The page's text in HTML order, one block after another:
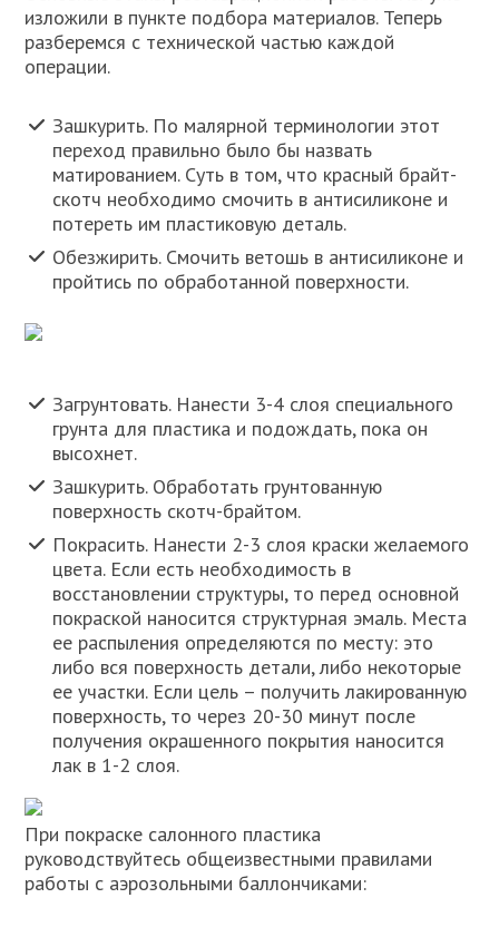
изложили в пункте подбора материалов. Теперь
разберемся с технической частью каждой
операции.
Зашкурить. По малярной терминологии этот
переход правильно было бы назвать
матированием. Суть в том, что красный брайт-
скотч необходимо смочить в антисиликоне и
потереть им пластиковую деталь.
Обезжирить. Смочить ветошь в антисиликоне и
пройтись по обработанной поверхности.
Загрунтовать. Нанести 3-4 слоя специального
грунта для пластика и подождать, пока он
высохнет.
Зашкурить. Обработать грунтованную
поверхность скотч-брайтом.
Покрасить. Нанести 2-3 слоя краски желаемого
цвета. Если есть необходимость в
восстановлении структуры, то перед основной
покраской наносится структурная эмаль. Места
ее распыления определяются по месту: это
либо вся поверхность детали, либо некоторые
ее участки. Если цель – получить лакированную
поверхность, то через 20-30 минут после
получения окрашенного покрытия наносится
лак в 1-2 слоя.
При покраске салонного пластика
руководствуйтесь общеизвестными правилами
работы с аэрозольными баллончиками: